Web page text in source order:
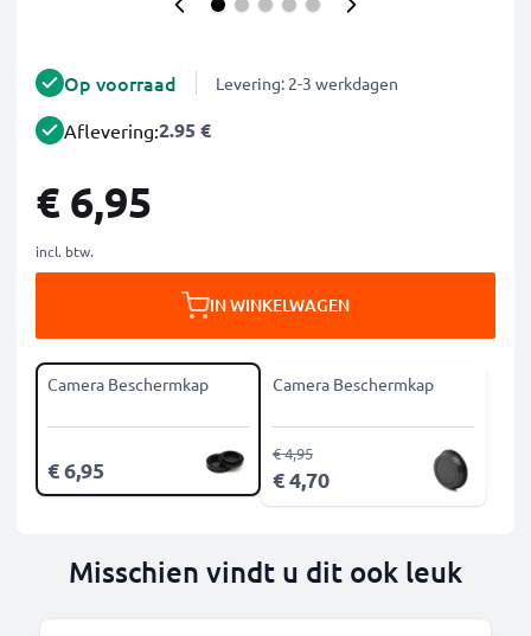
Op voorraad Levering: 2-3 werkdagen
Aflevering:2.95 €
€ 6,95
incl. btw.
IN WINKELWAGEN
Camera Beschermkap
€ 6,95
Camera Beschermkap
€ 4,70
€ 4,95
Misschien vindt u dit ook leuk